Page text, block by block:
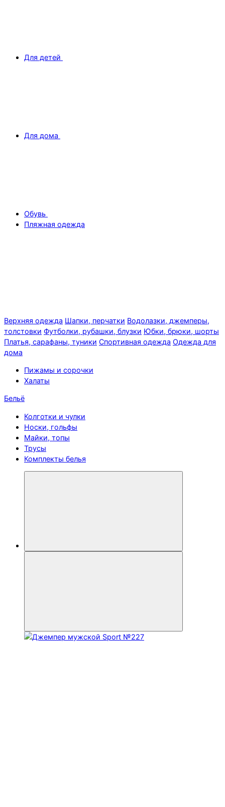
Для детей
Для дома
Обувь
Пляжная одежда
Верхняя одежда Шапки, перчатки Водолазки, джемперы,
толстовки Футболки, рубашки, блузки Юбки, брюки, шорты
Платья, сарафаны, туники Спортивная одежда Одежда для
дома
Пижамы и сорочки
Халаты
Бельё
Колготки и чулки
Носки, гольфы
Майки, топы
Трусы
Комплекты белья